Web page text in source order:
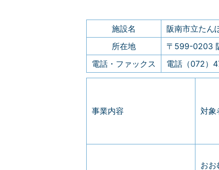
施設名
阪南市立たん
所在地
〒599-0203
電話・ファックス
電話（072）
事業内容 対象
おお